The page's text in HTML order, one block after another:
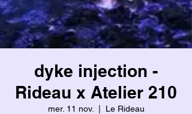
dyke injection -
Rideau x Atelier 210
mer. 11 nov. Le Rideau